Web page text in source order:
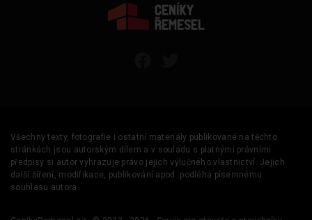
Všechny texty, fotografie i ostatní materiály publikované na těchto
stránkách jsou autorským dílem a v souladu s platnými právními
předpisy si autor vyhrazuje právo jejich výlučného vlastnictví. Jejich
další šíření, modifikace, publikování apod. podléhá písemnému
souhlasu autora.